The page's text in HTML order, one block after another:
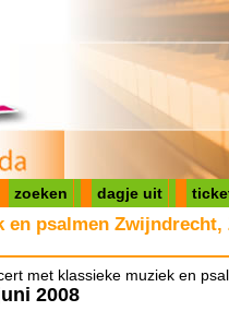
zoeken dagje uit
en psalmen Zwijndrecht,
met klassieke muziek en
2008